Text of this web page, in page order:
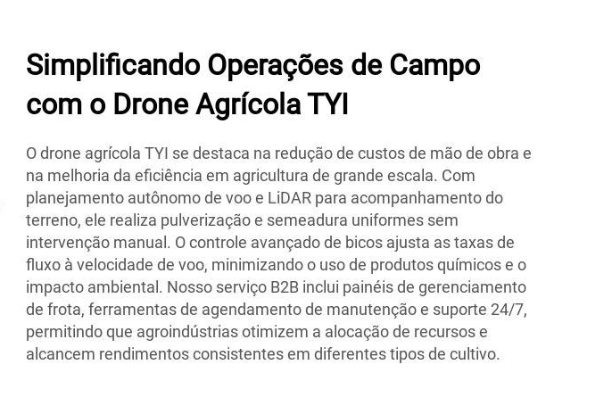
Simplificando Operações de Campo
com o Drone Agrícola TYI
O drone agrícola TYI se destaca na redução de custos de mão de obra e
na melhoria da eficiência em agricultura de grande escala. Com
planejamento autônomo de voo e LiDAR para acompanhamento do
terreno, ele realiza pulverização e semeadura uniformes sem
intervenção manual. O controle avançado de bicos ajusta as taxas de
fluxo à velocidade de voo, minimizando o uso de produtos químicos e o
impacto ambiental. Nosso serviço B2B inclui painéis de gerenciamento
de frota, ferramentas de agendamento de manutenção e suporte 24/7,
permitindo que agroindústrias otimizem a alocação de recursos e
alcancem rendimentos consistentes em diferentes tipos de cultivo.